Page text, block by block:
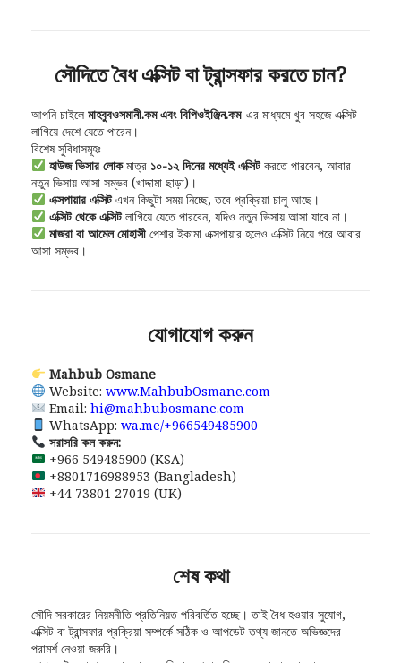
সৌদিতে বৈধ এক্সিট বা ট্রান্সফার করতে চান?
আপনি চাইলে মাহবুবওসমানী.কম এবং বিপিওইঞ্জিন.কম-এর মাধ্যমে খুব সহজে এক্সিট
লাগিয়ে দেশে যেতে পারেন।
বিশেষ সুবিধাসমূহঃ
হাউজ ভিসার লোকমাত্র ১০-১২ দিনের মধ্যেই এক্সিটকরতে পারবেন, আবার
নতুন ভিসায় আসা সম্ভব (খাদ্দামা ছাড়া)।
এক্সপায়ার এক্সিটএখন কিছুটা সময় নিচ্ছে, তবে প্রক্রিয়া চালু আছে।
এক্সিট থেকে এক্সিটলাগিয়ে যেতে পারবেন, যদিও নতুন ভিসায় আসা যাবে না।
মাজরা বা আমেল মোহাসীপেশার ইকামা এক্সপায়ার হলেও এক্সিট নিয়ে পরে আবার
আসা সম্ভব।
যোগাযোগ করুন
Mahbub Osmane
Website: www.MahbubOsmane.com
Email: hi@mahbubosmane.com
WhatsApp: wa.me/+966549485900
সরাসরি কল করুন:
+966 549485900 (KSA)
+8801716988953 (Bangladesh)
+44 73801 27019 (UK)
শেষ কথা
সৌদি সরকারের নিয়মনীতি প্রতিনিয়ত পরিবর্তিত হচ্ছে। তাই বৈধ হওয়ার সুযোগ,
এক্সিট বা ট্রান্সফার প্রক্রিয়া সম্পর্কে সঠিক ও আপডেট তথ্য জানতে অভিজ্ঞদের
পরামর্শ নেওয়া জরুরি।